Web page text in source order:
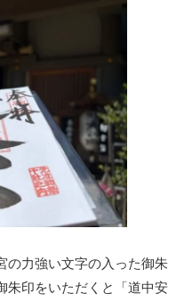
の力強い文字の入った御朱
朱印をいただくと「道中安